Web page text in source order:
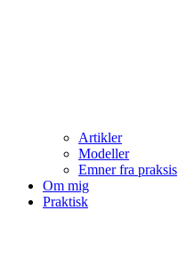
Artikler
Modeller
Emner fra praksis
Om mig
Praktisk